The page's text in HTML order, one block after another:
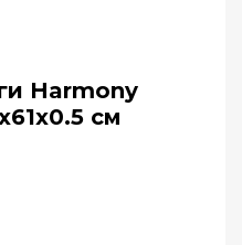
Harmony
см